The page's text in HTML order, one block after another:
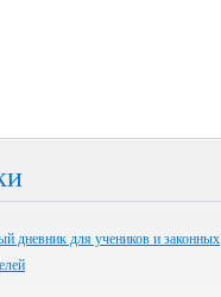
дневник для учеников и законных